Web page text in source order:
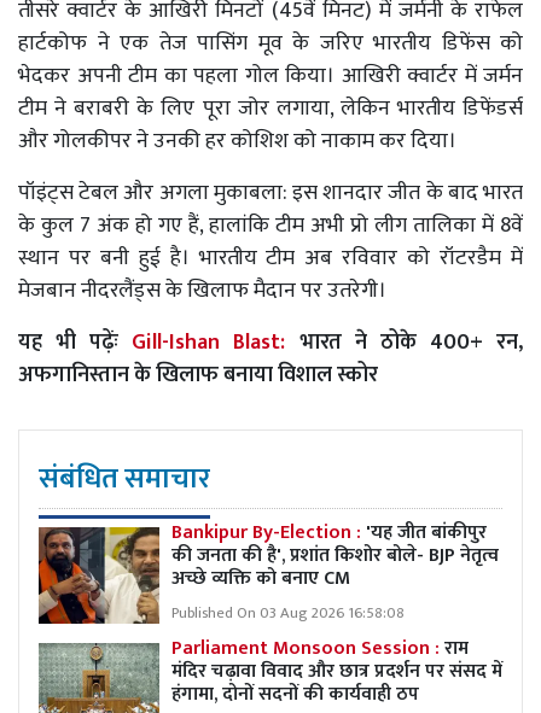
तीसरे क्वार्टर के आखिरी मिनटों (45वें मिनट) में जर्मनी के राफेल
हार्टकोफ ने एक तेज पासिंग मूव के जरिए भारतीय डिफेंस को
भेदकर अपनी टीम का पहला गोल किया। आखिरी क्वार्टर में जर्मन
टीम ने बराबरी के लिए पूरा जोर लगाया, लेकिन भारतीय डिफेंडर्स
और गोलकीपर ने उनकी हर कोशिश को नाकाम कर दिया।
पॉइंट्स टेबल और अगला मुकाबला: इस शानदार जीत के बाद भारत
के कुल 7 अंक हो गए हैं, हालांकि टीम अभी प्रो लीग तालिका में 8वें
स्थान पर बनी हुई है। भारतीय टीम अब रविवार को रॉटरडैम में
मेजबान नीदरलैंड्स के खिलाफ मैदान पर उतरेगी।
यह भी पढ़ेंः Gill-Ishan Blast: भारत ने ठोके 400+ रन,
अफगानिस्तान के खिलाफ बनाया विशाल स्कोर
संबंधित समाचार
Bankipur By-Election : 'यह जीत बांकीपुर
की जनता की है', प्रशांत किशोर बोले- BJP नेतृत्व
अच्छे व्यक्ति को बनाए CM
Published On 03 Aug 2026 16:58:08
Parliament Monsoon Session :राम
मंदिर चढ़ावा विवाद और छात्र प्रदर्शन पर संसद में
हंगामा, दोनों सदनों की कार्यवाही ठप